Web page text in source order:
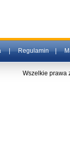
|Regulamin|
Wszelkie prawa